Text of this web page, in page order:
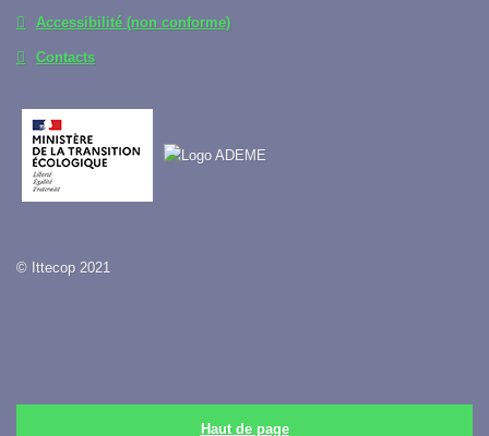
Accessibilité (non conforme)
Contacts
© Ittecop 2021
Haut de page